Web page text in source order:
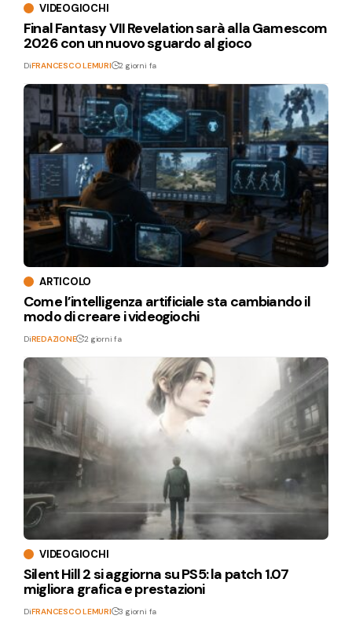
VIDEOGIOCHI
Final Fantasy VII Revelation sarà alla Gamescom
2026 con un nuovo sguardo al gioco
DiFRANCESCO LEMURI 2 giorni fa
ARTICOLO
Come l’intelligenza artificiale sta cambiando il
modo di creare i videogiochi
DiREDAZIONE 2 giorni fa
VIDEOGIOCHI
Silent Hill 2 si aggiorna su PS5: la patch 1.07
migliora grafica e prestazioni
DiFRANCESCO LEMURI 3 giorni fa